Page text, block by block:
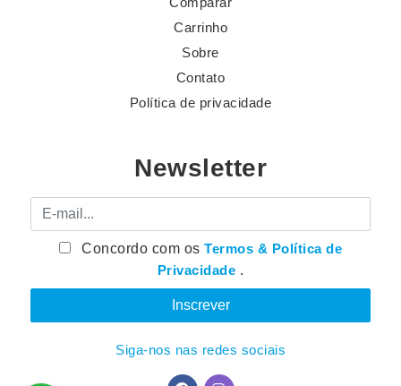
Carrinho
Sobre
Contato
Política de privacidade
Newsletter
E-mail
Concordo com osTermos & Política de
Privacidade .
Siga-nos nas redes sociais